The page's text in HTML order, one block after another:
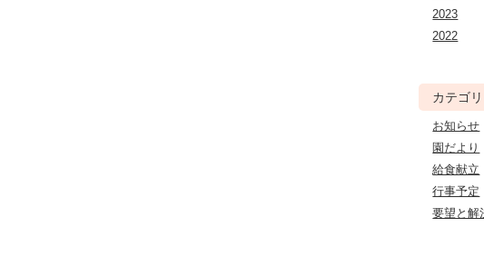
2023
2022
カテゴ
お知らせ
園だより
給食献立
行事予定
要望と解